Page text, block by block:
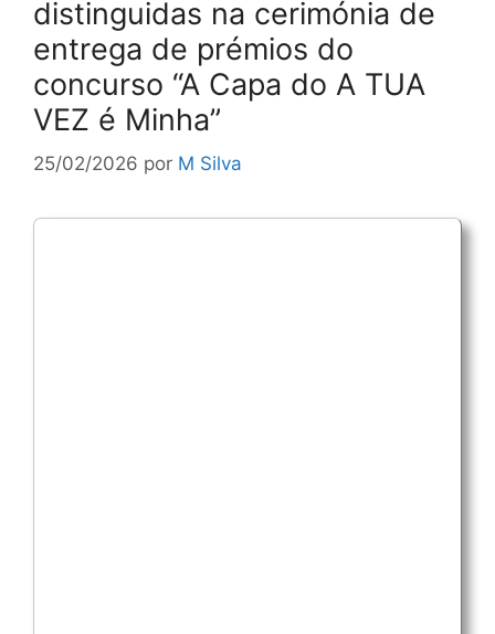
distinguidas na cerimónia de
entrega de prémios do
concurso “A Capa do A TUA
VEZ é Minha”
25/02/2026 por M Silva